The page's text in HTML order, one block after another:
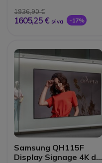
1936,90 €
1605,25 € s/iva -17%
Samsung QH115F
Display Signage 4K de